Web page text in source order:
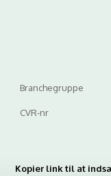
Branchegruppe
CVR-nr
Kopier link til at